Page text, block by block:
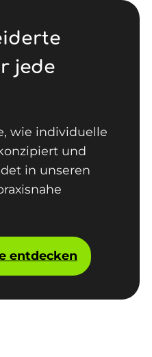
jede
wie individuelle
und
in unseren
entdecken